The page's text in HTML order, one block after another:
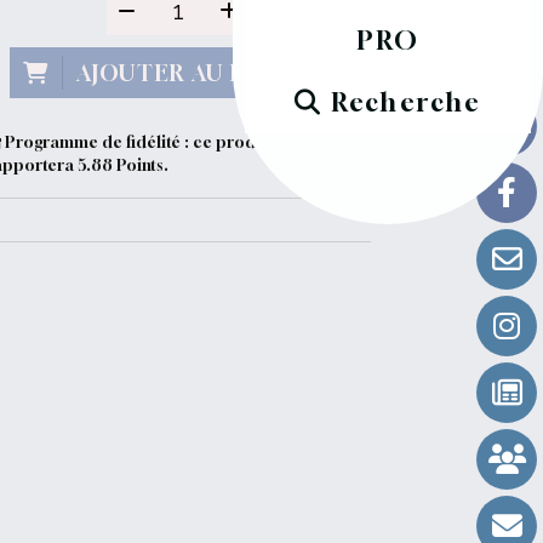
PRO
Recherche
AJOUTER AU PANIER
Programme de fidélité : ce produit vous
5.88 Points.